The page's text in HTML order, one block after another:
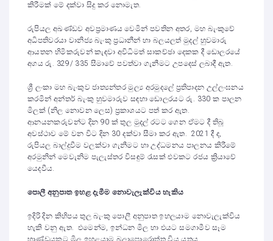
කිරීමක් මේ දක්වා සිදු කර නොමැත.
රුපියල අඛණ්ඩව අවප්‍රමාණය වෙමින් පවතින අතර, මහ බැංකුවේ
අධිපතිවරයා වානිජ්‍ය බැංකු ප්‍රධානීන් හා බලයලත් මුදල් හුවමාරු
ආයතන හිමිකරුවන් කැඳවා අවිධිමත් සාකච්ඡා දෙකක දී ඩොලරයේ
අගය රු. 329/ 335 සීමාවේ පවත්වා ගැනීමට උපදෙස් ලබාදී ඇත.
ශ්‍රී ලංකා මහ බැංකුව ජාත්‍යන්තර මුල්‍ය අරමුදලේ ප්‍රතිපාදන උල්ලංඝනය
කරමින් අන්තර් බැංකු හුවමාරුව සඳහා ඩොලරයට රු. 330 ක පාලන
මිලක් (නිල නොවන ලෙස) ප්‍රකාශයට පත් කර ඇත.
ආනයනකරුවන්ට දින 90 ක් තුල මුදල් රටට ගෙන ඒමට දී තිබූ
අවස්ථාව මේ වන විට දින 30 දක්වා සීමා කර ඇත. 2021 දී ද,
රුපියල බාල්දුවීම වලක්වා ගැනීමට හා උද්ධමනය පාලනය කිරීමේ
අරමුනින් මෙවැනිම පැලැස්තර විසඳුම් රැසක් එවකට රජය ක්‍රියාවේ
යෙදවීය.
පොලී අනුපාත ඉහළ දැමීම නොවැලැක්විය හැකිය
ඉදිරි දින කිහිපය තුල බැංකු පොලී අනුපාත ඉහලයාම නොවැලැක්විය
හැකි වනු ඇත. එමෙන්ම, ඉන්ධන මිල හා එයට සමගාමීව සෑම
භාණ්ඩයකට මිල ඉහළයාම බලාපොරොත්තු විය යුතුය.